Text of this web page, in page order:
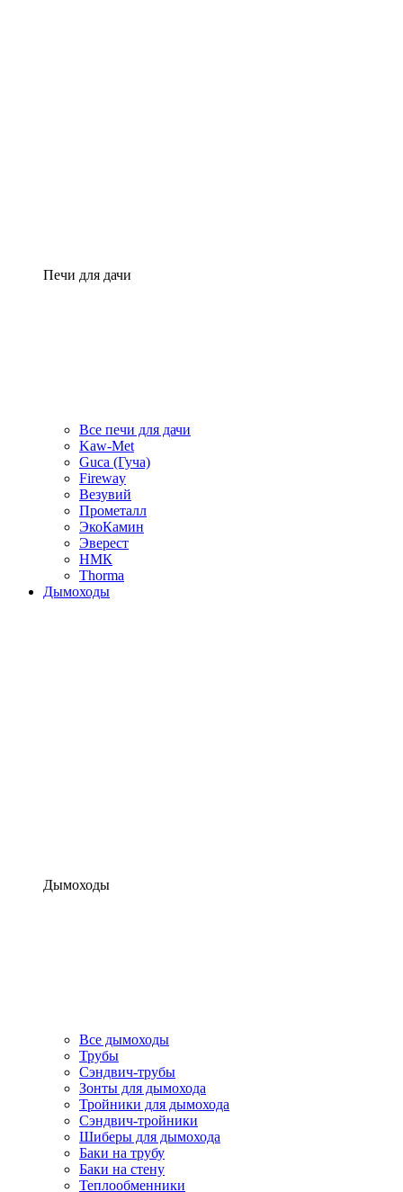
Печи для дачи
Все печи для дачи
Kaw-Met
Guca (Гуча)
Fireway
Везувий
Прометалл
ЭкоКамин
Эверест
НМК
Thorma
Дымоходы
Дымоходы
Все дымоходы
Трубы
Сэндвич-трубы
Зонты для дымохода
Тройники для дымохода
Сэндвич-тройники
Шиберы для дымохода
Баки на трубу
Баки на стену
Теплообменники